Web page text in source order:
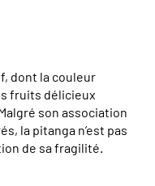
dont la couleur
fruits délicieux
son association
la pitanga n’est pas
de sa fragilité.